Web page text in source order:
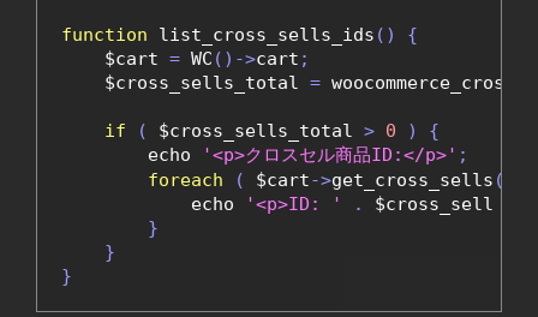
function list_cross_sells_ids ()
{
    $cart
= WC ()->cart ;
    $cross_sells_total
=
if ( $cross_sells_total > 0 )
{
        echo
'<p>クロスセル商品ID:</p>' ;
foreach
( $cart->get_cross_sells ()
            echo
'<p>ID: ' . $cross_sell
}
}
}